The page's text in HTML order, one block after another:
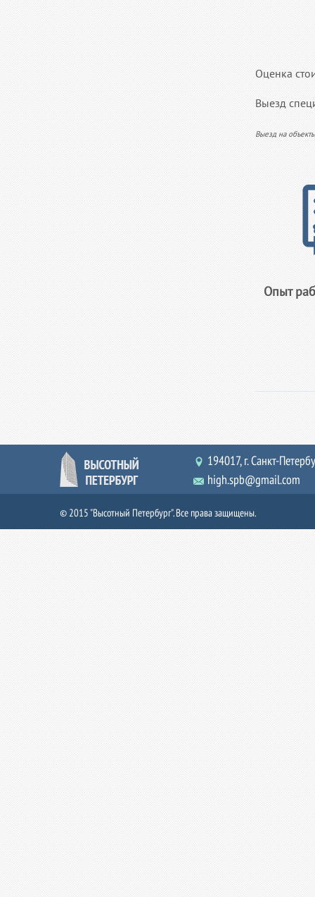
Оценка
Выезд
Выезд на
Опыт
194017, г. Санкт-
high.spb@gmail.com
© 2015 "Высотный Петербург". Все права защищены.